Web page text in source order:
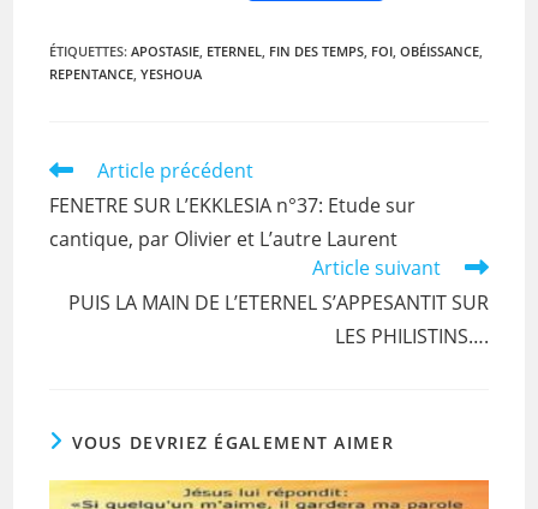
c
e
o
o
k
itt
er
ai
l
h
at
p
p
t
ÉTIQUETTES:APOSTASIE ETERNEL FIN DES TEMPS FOI OBÉISSANCE
REPENTANCE YESHOUA
Read
articles
Article précédent
FENETRE SUR L’EKKLESIA n°37: Etude sur
cantique, par Olivier et L’autre Laurent
Article suivant
PUIS LA MAIN DE L’ETERNEL S’APPESANTIT SUR
LES PHILISTINS….
VOUS DEVRIEZ ÉGALEMENT AIMER